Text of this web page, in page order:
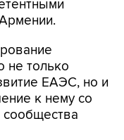
ЕАЭС, но и
к нему со